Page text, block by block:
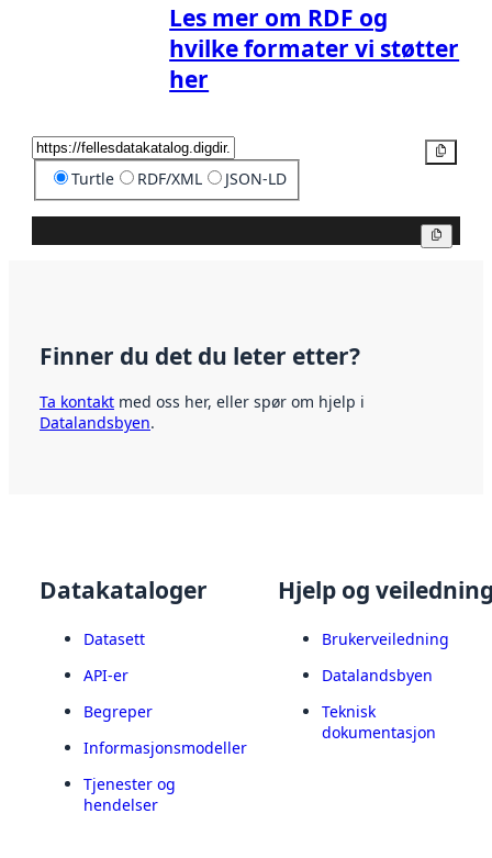
Les mer om RDF og
hvilke formater vi støtter
her
Turtle RDF/XML JSON-LD
Finner du det du leter etter?
Ta kontakt med oss her, eller spør om hjelp i
Datalandsbyen.
Datakataloger
Datasett
API-er
Begreper
Informasjonsmodeller
Tjenester og
hendelser
Hjelp og
Brukerveiledning
Datalandsbyen
Teknisk
dokumentasjon